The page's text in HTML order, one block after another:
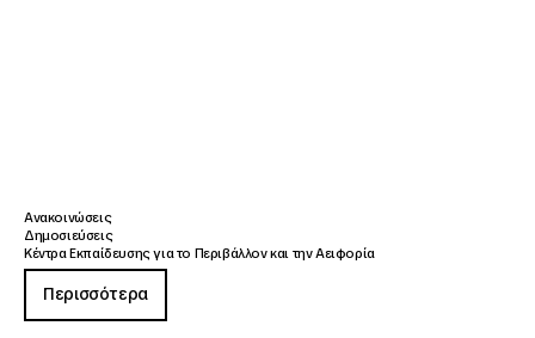
Ανακοινώσεις
Δημοσιεύσεις
Κέντρα Εκπαίδευσης για το Περιβάλλον και την Αειφορία
Περισσότερα